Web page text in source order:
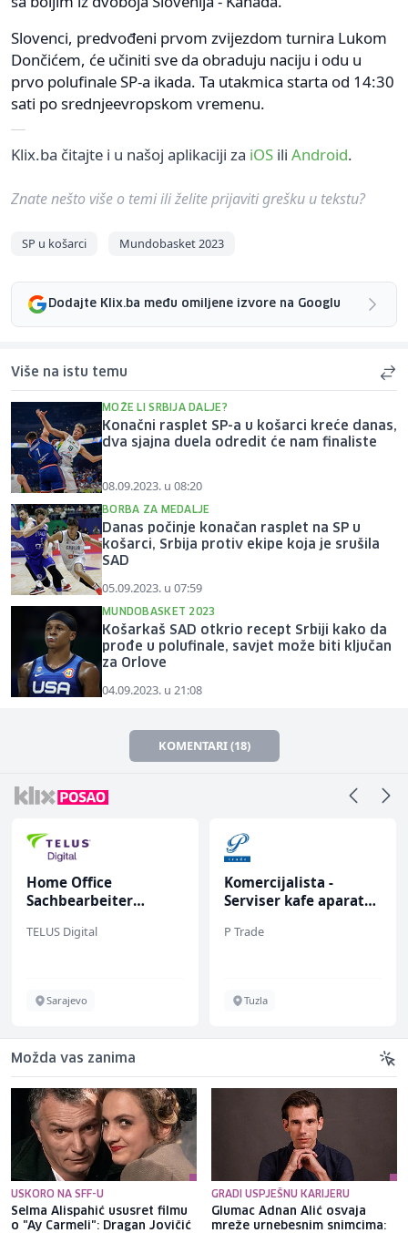
Slovenci, predvođeni prvom zvijezdom turnira Lukom
Dončićem, će učiniti sve da obraduju naciju i odu u
prvo polufinale SP-a ikada. Ta utakmica starta od 14:30
sati po srednjeevropskom vremenu.
Klix.ba čitajte i u našoj aplikaciji za iOS ili Android.
Znate nešto više o temi ili želite prijaviti grešku u tekstu?
SP u košarci Mundobasket 2023
Dodajte Klix.ba među omiljene izvore na Googlu
Više na istu temu
MOŽE LI SRBIJA DALJE?
Konačni rasplet SP-a u košarci kreće danas,
dva sjajna duela odredit će nam finaliste
08.09.2023. u 08:20
BORBA ZA MEDALJE
Danas počinje konačan rasplet na SP u
košarci, Srbija protiv ekipe koja je srušila
SAD
05.09.2023. u 07:59
MUNDOBASKET 2023
Košarkaš SAD otkrio recept Srbiji kako da
prođe u polufinale, savjet može biti ključan
za Orlove
04.09.2023. u 21:08
KOMENTARI (18)
Home Office
Sachbearbeiter
bekannten deutschen
TELUS Digital
Sarajevo
Komercijalista -
Serviser kafe aparata
P Trade
Tuzla
Možda vas zanima
USKORO NA SFF-U
Selma Alispahić ususret filmu
o "Ay Carmeli": Dragan Jovičić
GRADI USPJEŠNU KARIJERU
Glumac Adnan Alić osvaja
mreže urnebesnim snimcima: